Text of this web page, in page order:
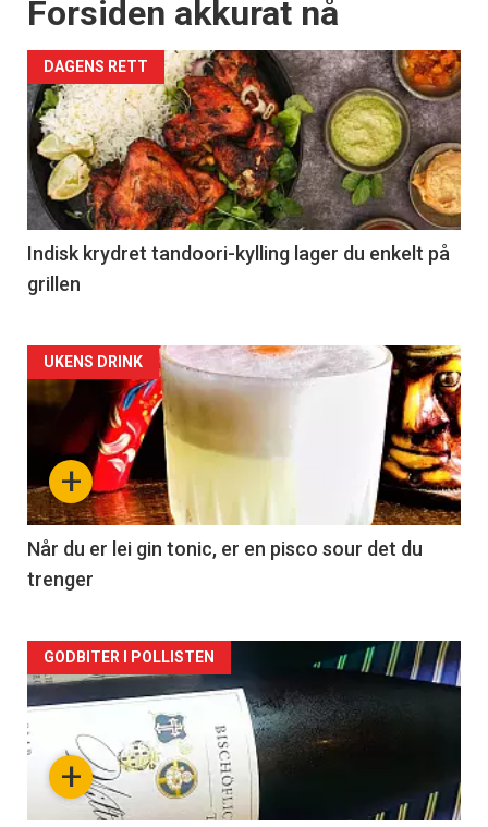
Forsiden akkurat nå
DAGENS RETT
Indisk krydret tandoori-kylling lager du enkelt på
grillen
Forsiden
akkurat
nå
-
2
+
UKENS DRINK
Når du er lei gin tonic, er en pisco sour det du
trenger
Forsiden
akkurat
nå+
GODBITER I POLLISTEN